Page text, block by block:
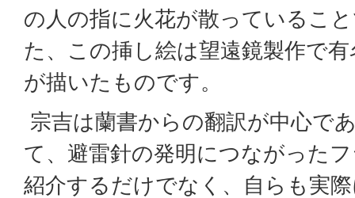
の人の指に火花が散っているこ
た、この挿し絵は望遠鏡製作で
が描いたものです。
宗吉は蘭書からの翻訳が中心で
て、避雷針の発明につながった
紹介するだけでなく、自らも実